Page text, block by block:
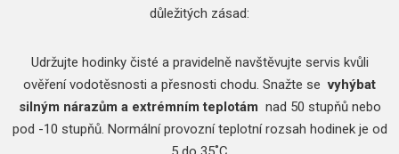
důležitých zásad:
Udržujte hodinky čisté a pravidelně navštěvujte servis kvůli
ověření vodotěsnosti a přesnosti chodu. Snažte sevyhýbat
silným nárazům a extrémním teplotám nad 50 stupňů nebo
pod -10 stupňů. Normální provozní teplotní rozsah hodinek je od